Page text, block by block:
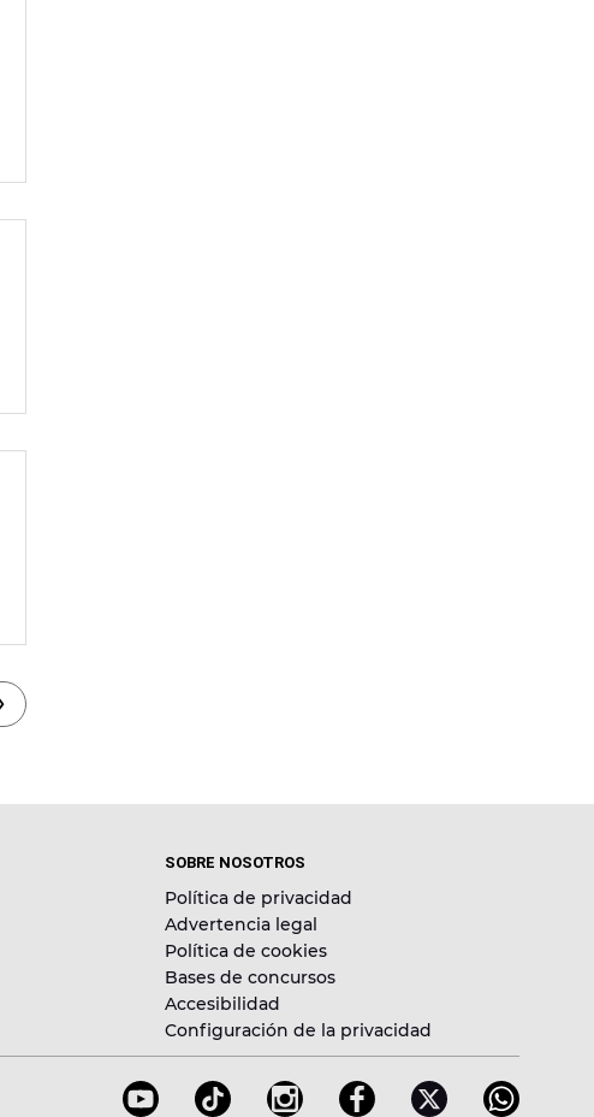
SOBRE NOSOTROS
Política de privacidad
Advertencia legal
Política de cookies
Bases de concursos
Accesibilidad
Configuración de la privacidad